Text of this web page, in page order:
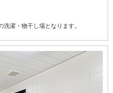
濯・物干し場となります。